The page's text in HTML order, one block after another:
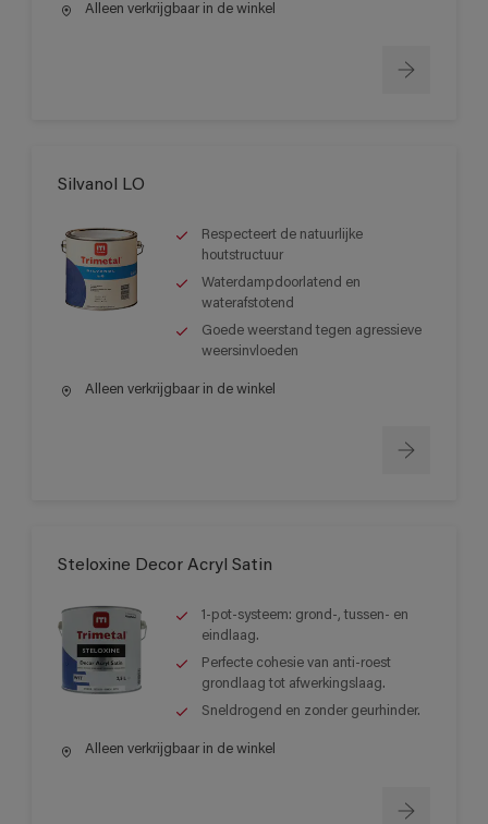
Alleen verkrijgbaar in de winkel
Silvanol LO
Respecteert de natuurlijke
houtstructuur
Waterdampdoorlatend en
waterafstotend
Goede weerstand tegen agressieve
weersinvloeden
Alleen verkrijgbaar in de winkel
Steloxine Decor Acryl Satin
1-pot-systeem: grond-, tussen- en
eindlaag.
Perfecte cohesie van anti-roest
grondlaag tot afwerkingslaag.
Sneldrogend en zonder geurhinder.
Alleen verkrijgbaar in de winkel